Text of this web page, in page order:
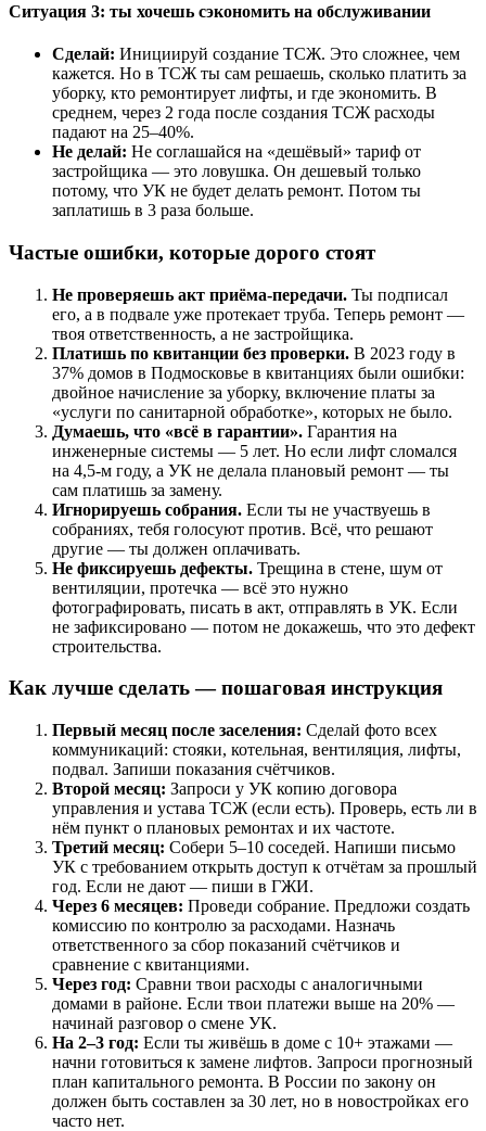
Ситуация 3: ты хочешь сэкономить на обслуживании
Сделай: Инициируй создание ТСЖ. Это сложнее, чем
кажется. Но в ТСЖ ты сам решаешь, сколько платить за
уборку, кто ремонтирует лифты, и где экономить. В
среднем, через 2 года после создания ТСЖ расходы
падают на 25–40%.
Не делай: Не соглашайся на «дешёвый» тариф от
застройщика — это ловушка. Он дешевый только
потому, что УК не будет делать ремонт. Потом ты
заплатишь в 3 раза больше.
Частые ошибки, которые дорого стоят
Не проверяешь акт приёма-передачи. Ты подписал
его, а в подвале уже протекает труба. Теперь ремонт —
твоя ответственность, а не застройщика.
Платишь по квитанции без проверки. В 2023 году в
37% домов в Подмосковье в квитанциях были ошибки:
двойное начисление за уборку, включение платы за
«услуги по санитарной обработке», которых не было.
Думаешь, что «всё в гарантии». Гарантия на
инженерные системы — 5 лет. Но если лифт сломался
на 4,5-м году, а УК не делала плановый ремонт — ты
сам платишь за замену.
Игнорируешь собрания. Если ты не участвуешь в
собраниях, тебя голосуют против. Всё, что решают
другие — ты должен оплачивать.
Не фиксируешь дефекты. Трещина в стене, шум от
вентиляции, протечка — всё это нужно
фотографировать, писать в акт, отправлять в УК. Если
не зафиксировано — потом не докажешь, что это дефект
строительства.
Как лучше сделать — пошаговая инструкция
Первый месяц после заселения: Сделай фото всех
коммуникаций: стояки, котельная, вентиляция, лифты,
подвал. Запиши показания счётчиков.
Второй месяц: Запроси у УК копию договора
управления и устава ТСЖ (если есть). Проверь, есть ли в
нём пункт о плановых ремонтах и их частоте.
Третий месяц: Собери 5–10 соседей. Напиши письмо
УК с требованием открыть доступ к отчётам за прошлый
год. Если не дают — пиши в ГЖИ.
Через 6 месяцев: Проведи собрание. Предложи создать
комиссию по контролю за расходами. Назначь
ответственного за сбор показаний счётчиков и
сравнение с квитанциями.
Через год: Сравни твои расходы с аналогичными
домами в районе. Если твои платежи выше на 20% —
начинай разговор о смене УК.
На 2–3 год: Если ты живёшь в доме с 10+ этажами —
начни готовиться к замене лифтов. Запроси прогнозный
план капитального ремонта. В России по закону он
должен быть составлен за 30 лет, но в новостройках его
часто нет.